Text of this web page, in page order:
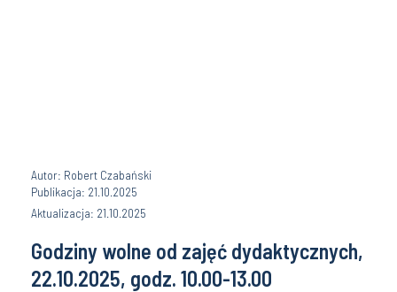
Autor: Robert Czabański
Publikacja: 21.10.2025
Aktualizacja: 21.10.2025
Godziny wolne od zajęć dydaktycznych,
22.10.2025, godz. 10.00-13.00